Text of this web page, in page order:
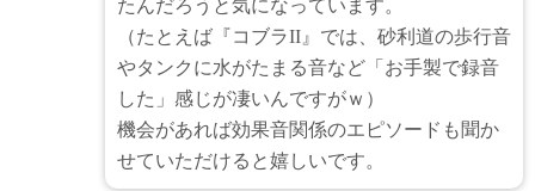
たんだろうと気になっています。
（たとえば『コブラII』では、砂利道の歩行音
やタンクに水がたまる音など「お手製で録音
した」感じが凄いんですがｗ）
機会があれば効果音関係のエピソードも聞か
せていただけると嬉しいです。